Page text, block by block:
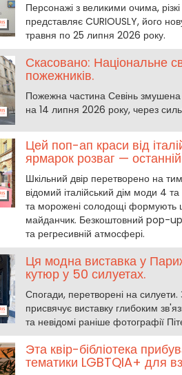
Персонажі з великими очима,
представляє CURIOUSLY, його
травня по 25 липня 2026 року.
Скасовано: Національне
пожежників.
Пожежна частина Севінь змушена
на 14 липня 2026 року, через
Цей поп-ап краси від
ярмарок розваг —
Шкільний двір перетворено на
відомий італійський дім моди 4
та морожені солодощі формують
майданчик. Безкоштовний pop-up
та регресивній атмосфері.
Ця модна виставка у
кутюр у 50 силуетах.
Спогади, перетворені на
присвячує виставку глибоким
та невідомі раніше фотографії
Эта квір-бібліотека
тематики LGBTQIA+ для